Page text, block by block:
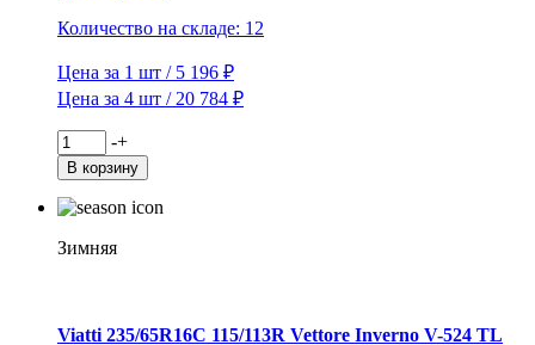
Количество на складе: 12
Цена за 1 шт / 5 196 ₽
Цена за 4 шт / 20 784 ₽
Количество
товара
Viatti
195/60R15
Brina
TL
-+
В корзину
Зимняя
Viatti 235/65R16C 115/113R Vettore Inverno V-524 TL